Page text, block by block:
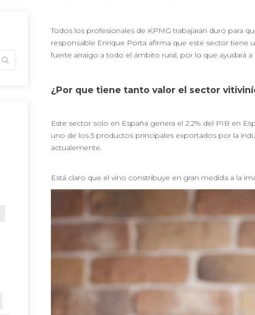
Todos los profesionales de KPMG trabajarán duro para
responsable Enrique Porta afirma que este sector tiene
fuerte arraigo a todo el ámbito rural, por lo que ayudará
¿Por que tiene tanto valor el sector
Este sector solo en España genera el 2.2% del PIB en
uno de los 5 productos principales exportados por la
actualemente.
Está claro que el vino constribuye en gran medida a la